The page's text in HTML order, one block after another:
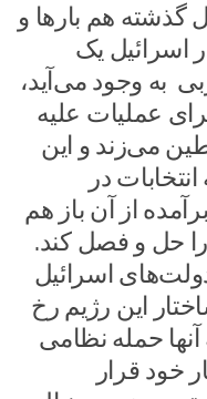
گذشته هم بارها و
اسرائیل یک
به وجود می‌آید،
عملیات علیه
می‌زند و این
در
از آن باز هم
حل و فصل کند.
اسرائیل
این رژیم رخ
حمله نظامی
خود قرار